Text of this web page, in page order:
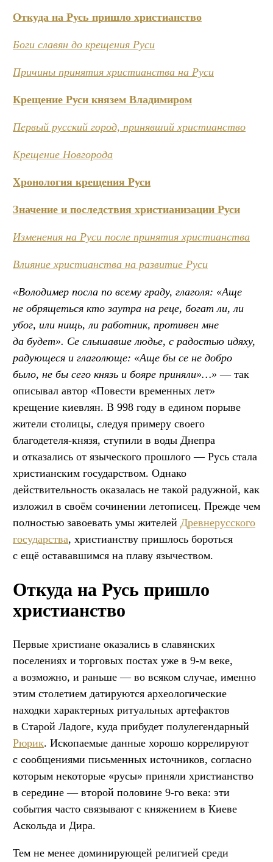
Откуда на Русь пришло христианство
Боги славян до крещения Руси
Причины принятия христианства на Руси
Крещение Руси князем Владимиром
Первый русский город, принявший христианство
Крещение Новгорода
Хронология крещения Руси
Значение и последствия христианизации Руси
Изменения на Руси после принятия христианства
Влияние христианства на развитие Руси
«Володимер посла по всему граду, глаголя: «Аще
не обрящеться кто заутра на реце, богат ли, ли
убог, или нищь, ли работник, противен мне
да будет». Се слышавше людье, с радостью идяху,
радующеся и глаголюще: «Аще бы се не добро
было, не бы сего князь и бояре приняли»…»— так
описывал автор «Повести временных лет»
крещение киевлян. В 998 году в едином порыве
жители столицы, следуя примеру своего
благодетеля-князя, ступили в воды Днепра
и отказались от языческого прошлого — Русь стала
христианским государством. Однако
действительность оказалась не такой радужной, как
изложил в своём сочинении летописец. Прежде чем
полностью завоевать умы жителей Древнерусского
государства, христианству пришлось бороться
с ещё остававшимся на плаву язычеством.
Откуда на Русь пришло
христианство
Первые христиане оказались в славянских
поселениях и торговых постах уже в 9-м веке,
а возможно, и раньше — во всяком случае, именно
этим столетием датируются археологические
находки характерных ритуальных артефактов
в Старой Ладоге, куда прибудет полулегендарный
Рюрик. Ископаемые данные хорошо коррелируют
с сообщениями письменных источников, согласно
которым некоторые «русы» приняли христианство
в середине — второй половине 9-го века: эти
события часто связывают с княжением в Киеве
Аскольда и Дира.
Тем не менее доминирующей религией среди